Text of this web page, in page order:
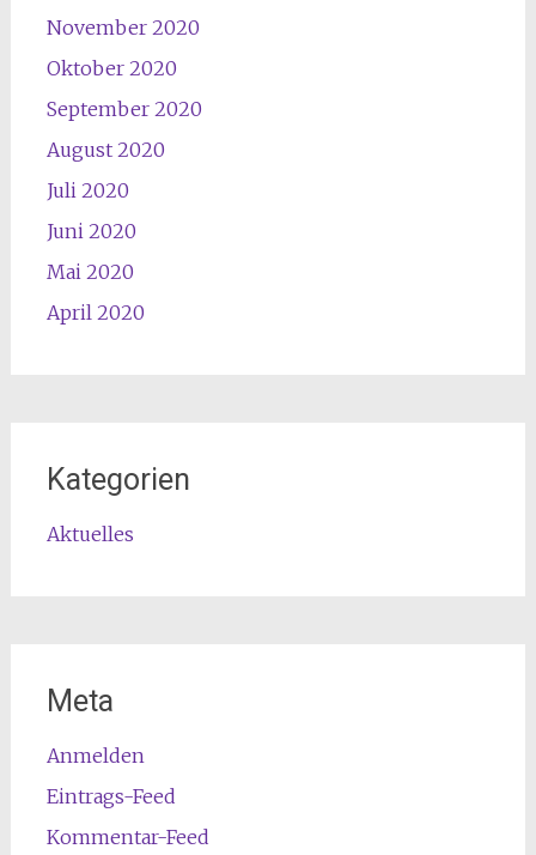
November 2020
Oktober 2020
September 2020
August 2020
Juli 2020
Juni 2020
Mai 2020
April 2020
Kategorien
Aktuelles
Meta
Anmelden
Eintrags-Feed
Kommentar-Feed